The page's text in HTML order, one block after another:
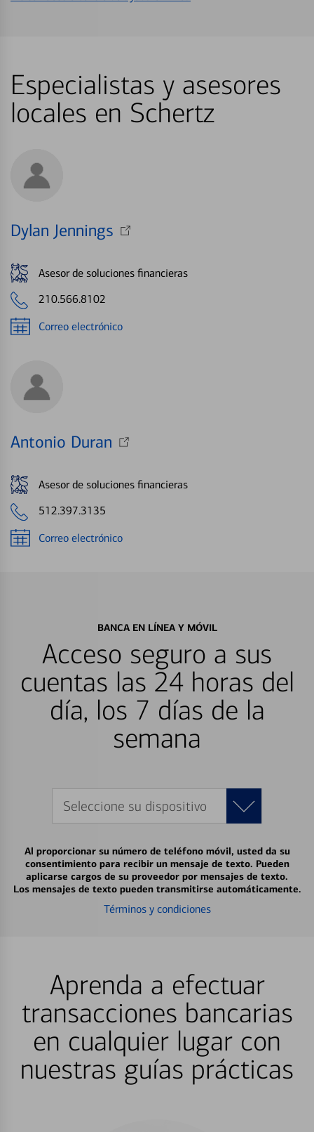
Especialistas y asesores
locales en Schertz
Dylan Jennings
Asesor de soluciones financieras
210.566.8102
Correo electrónico
Antonio Duran
Asesor de soluciones financieras
512.397.3135
Correo electrónico
BANCA EN LÍNEA Y MÓVIL
Acceso seguro a sus
cuentas las 24 horas del
día, los 7 días de la
semana
Seleccione su dispositivo
Al proporcionar su número de teléfono móvil, usted da su
consentimiento para recibir un mensaje de texto. Pueden
aplicarse cargos de su proveedor por mensajes de texto.
Los mensajes de texto pueden transmitirse automáticamente.
Términos y condiciones
Aprenda a efectuar
transacciones bancarias
en cualquier lugar con
nuestras guías prácticas